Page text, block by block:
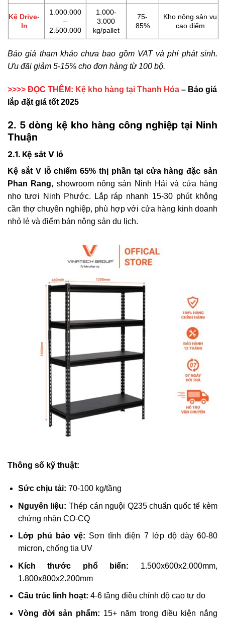
Kệ Drive-
In
1.000.000
–
2.500.000
1.000-
3.000
kg/pallet
75-
85%
Kho nông sản vụ
cao điểm
Báo giá tham khảo chưa bao gồm VAT và phí phát sinh.
Ưu đãi giảm 5-15% cho đơn hàng từ 100 bộ.
>>>> ĐỌC THÊM: Kệ kho hàng tại Thanh Hóa – Báo giá
lắp đặt giá tốt 2025
2. 5 dòng kệ kho hàng công nghiệp tại Ninh
Thuận
2.1. Kệ sắt V lỗ
Kệ sắt V lỗ chiếm 65% thị phần tại cửa hàng đặc sản
Phan Rang, showroom nông sản Ninh Hải và cửa hàng
nho tươi Ninh Phước. Lắp ráp nhanh 15-30 phút không
cần thợ chuyên nghiệp, phù hợp với cửa hàng kinh doanh
nhỏ lẻ và điểm bán nông sản du lịch.
Thông số kỹ thuật:
Sức chịu tải: 70-100 kg/tầng
Nguyên liệu: Thép cán nguội Q235 chuẩn quốc tế kèm
chứng nhận CO-CQ
Lớp phủ bảo vệ: Sơn tĩnh điện 7 lớp độ dày 60-80
micron, chống tia UV
Kích thước phổ biến: 1.500x600x2.000mm,
1.800x800x2.200mm
Cấu trúc linh hoạt: 4-6 tầng điều chỉnh độ cao tự do
Vòng đời sản phẩm: 15+ năm trong điều kiện nắng